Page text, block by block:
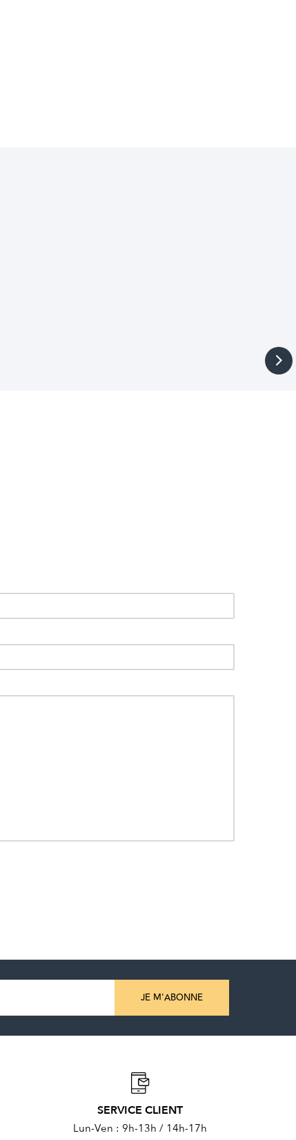
JE M'ABONNE
SERVICE CLIENT
Lun-Ven : 9h-13h / 14h-17h